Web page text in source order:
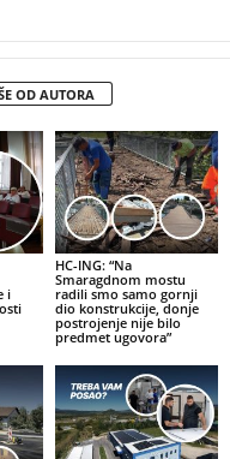
OD AUTORA
i
HC-ING: “Na
Smaragdnom mostu
radili smo samo gornji
dio konstrukcije, donje
postrojenje nije bilo
predmet ugovora”